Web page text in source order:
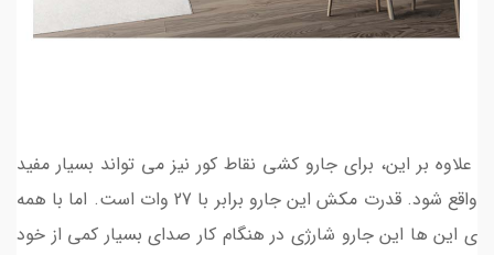
علاوه بر این، برای جارو کشی نقاط کور نیز می تواند بسیار مفید
واقع شود. قدرت مکش این جارو برابر با 27 وات است. اما با همه
ی این ها این جارو شارژی در هنگام کار صدای بسیار کمی از خود